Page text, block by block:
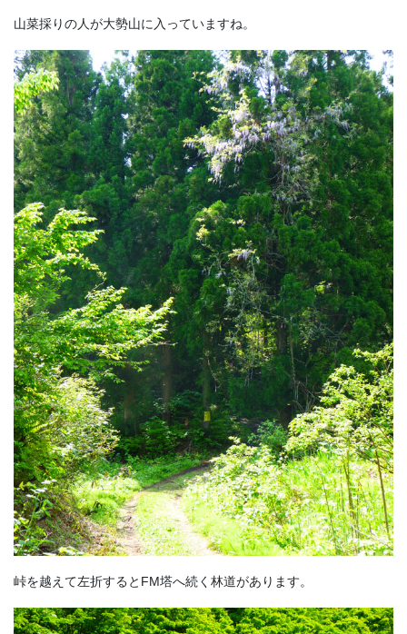
山菜採りの人が大勢山に入っていますね。
峠を越えて左折するとFM塔へ続く林道があります。